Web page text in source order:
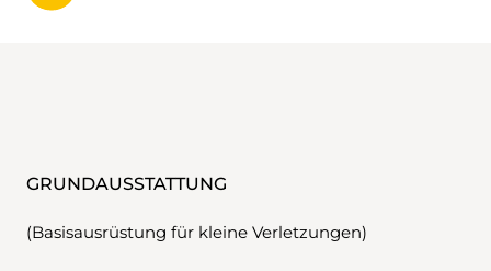
GRUNDAUSSTATTUNG
(Basisausrüstung für kleine Verletzungen)